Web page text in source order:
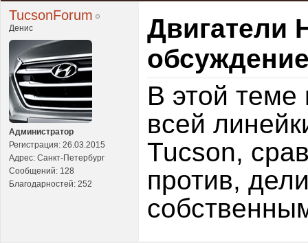
TucsonForum
Денис
Администратор
Регистрация: 26.03.2015
Адрес: Санкт-Петербург
Сообщений: 128
Благодарностей: 252
Двигатели
В этой
всей
Tucson,
против,